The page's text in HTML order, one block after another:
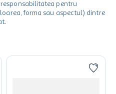
responsabilitatea pentru
forma sau aspectul) dintre